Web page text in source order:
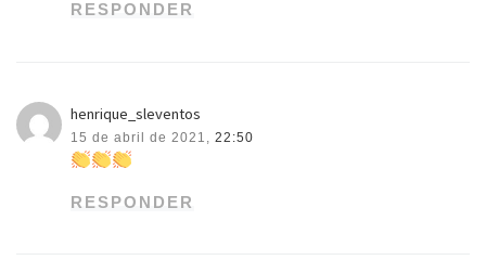
RESPONDER
henrique_sleventos
15 de abril de 2021, 22:50
RESPONDER